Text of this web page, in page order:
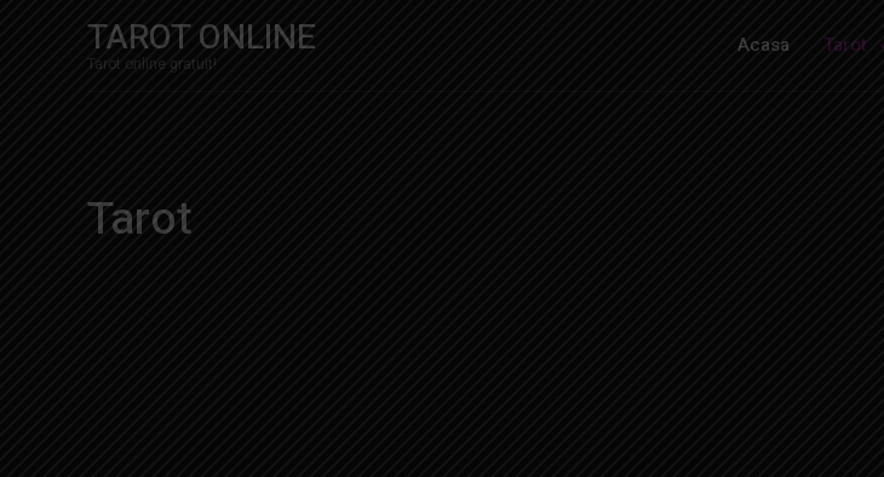
TAROT ONLINE
Tarot online gratuit!
Acasa Tarot
Tarot